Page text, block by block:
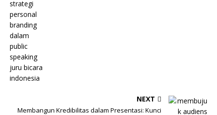
NEXT
Membangun Kredibilitas dalam Presentasi: Kunci